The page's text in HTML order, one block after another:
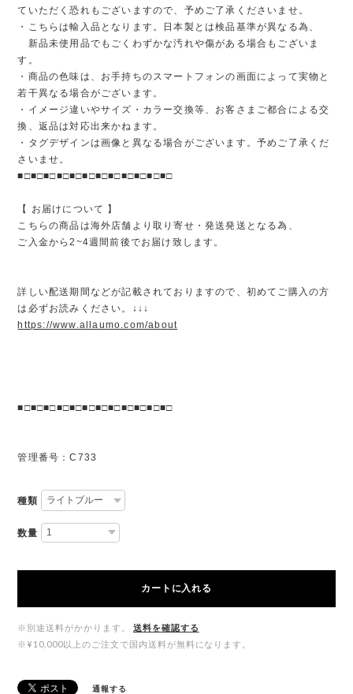
ていただく恐れもございますので、予めご了承くださいませ。
・こちらは輸入品となります。日本製とは検品基準が異なる為、
新品未使用品でもごくわずかな汚れや傷がある場合もございま
す。
・商品の色味は、お手持ちのスマートフォンの画面によって実物と
若干異なる場合がございます。
・イメージ違いやサイズ・カラー交換等、お客さまご都合による交
換、返品は対応出来かねます。
・タグデザインは画像と異なる場合がございます。予めご了承くだ
さいませ。
■□■□■□■□■□■□■□■□■□■□■□■□
【 お届けについて 】
こちらの商品は海外店舗より取り寄せ・発送発送となる為、
ご入金から2~4週間前後でお届け致します。
詳しい配送期間などが記載されておりますので、初めてご購入の方
は必ずお読みください。↓↓↓
https://www.allaumo.com/about
■□■□■□■□■□■□■□■□■□■□■□■□
管理番号：C733
種類
数量
カートに入れる
※別途送料がかかります。
送料を確認する
※¥10,000以上のご注文で国内送料が無料になります。
通報する